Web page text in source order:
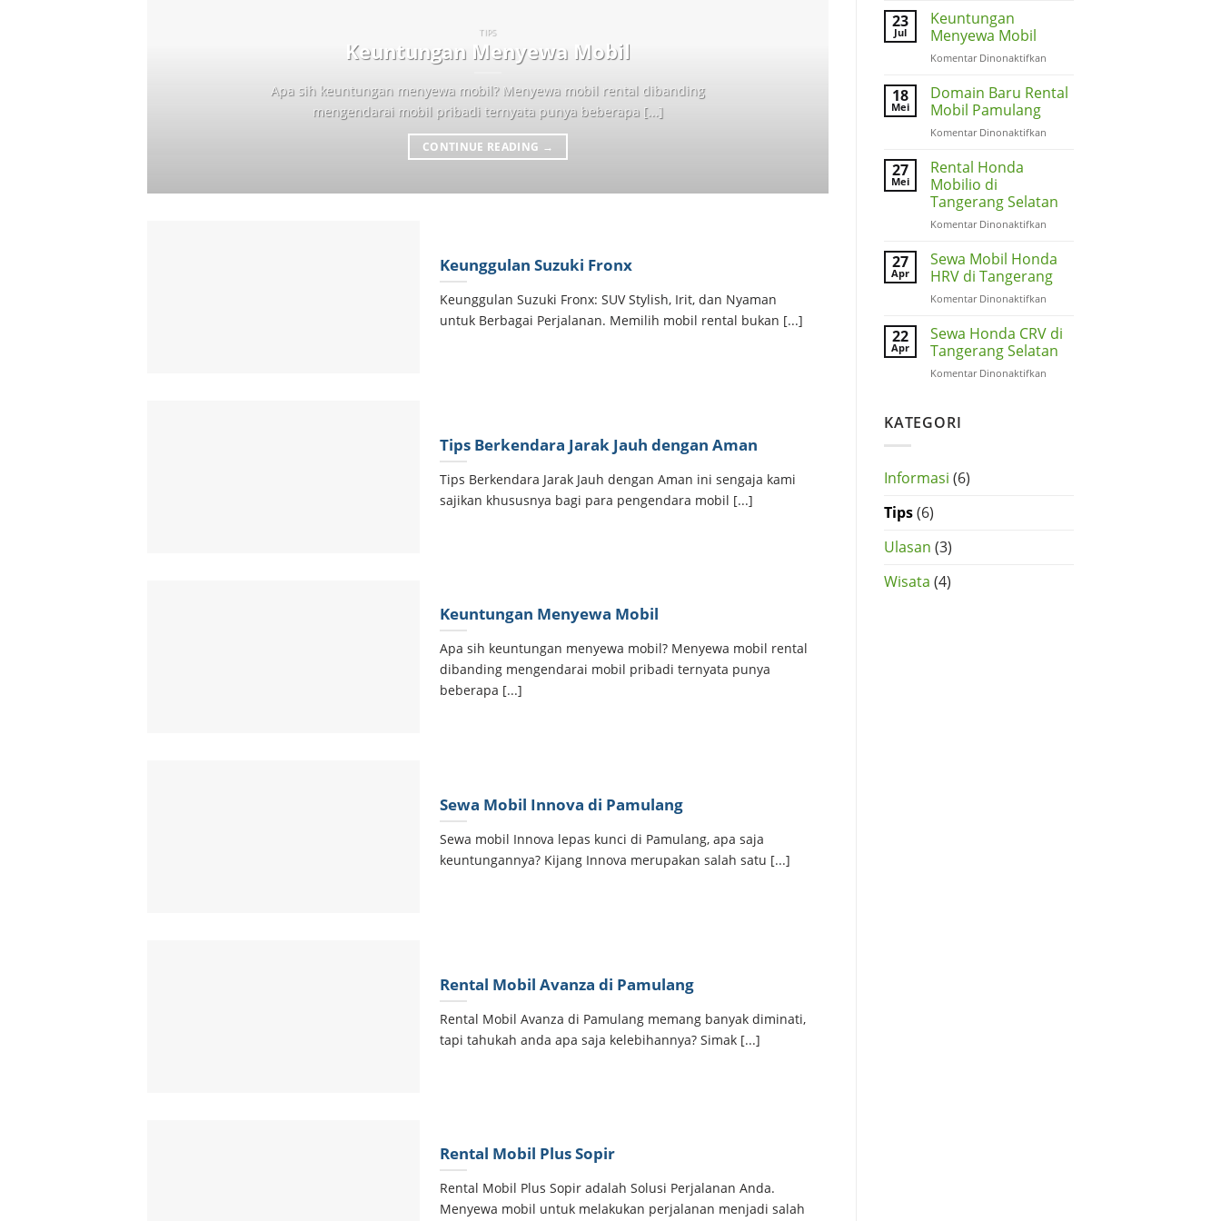
TIPS
Keuntungan Menyewa Mobil
Apa sih keuntungan menyewa mobil? Menyewa mobil rental dibanding
mengendarai mobil pribadi ternyata punya beberapa [...]
CONTINUE READING →
Keunggulan Suzuki Fronx
Keunggulan Suzuki Fronx: SUV Stylish, Irit, dan Nyaman
untuk Berbagai Perjalanan. Memilih mobil rental bukan [...]
Tips Berkendara Jarak Jauh dengan Aman
Tips Berkendara Jarak Jauh dengan Aman ini sengaja kami
sajikan khususnya bagi para pengendara mobil [...]
Keuntungan Menyewa Mobil
Apa sih keuntungan menyewa mobil? Menyewa mobil rental
dibanding mengendarai mobil pribadi ternyata punya
beberapa [...]
Sewa Mobil Innova di Pamulang
Sewa mobil Innova lepas kunci di Pamulang, apa saja
keuntungannya? Kijang Innova merupakan salah satu [...]
Rental Mobil Avanza di Pamulang
Rental Mobil Avanza di Pamulang memang banyak diminati,
tapi tahukah anda apa saja kelebihannya? Simak [...]
Rental Mobil Plus Sopir
Rental Mobil Plus Sopir adalah Solusi Perjalanan Anda.
Menyewa mobil untuk melakukan perjalanan menjadi salah
23
Jul
Keuntungan
Menyewa Mobil
Komentar Dinonaktifkan
Menyewa
18
Mei
Domain Baru Rental
Mobil Pamulang
Komentar Dinonaktifkan
Pamulang
27
Mei
Rental Honda
Mobilio di
Tangerang Selatan
Komentar Dinonaktifkan
Honda
di
27
Apr
Sewa Mobil Honda
HRV di Tangerang
Komentar Dinonaktifkan
Mobil
HRV
22
Apr
Sewa Honda CRV di
Tangerang Selatan
Komentar Dinonaktifkan
KATEGORI
Informasi (6)
Tips(6)
Ulasan (3)
Wisata (4)